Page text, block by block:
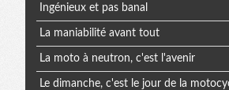
Ingénieux et pas banal
La maniabilité avant tout
La moto à neutron, c'est l'avenir
Le dimanche, c'est le jour de la